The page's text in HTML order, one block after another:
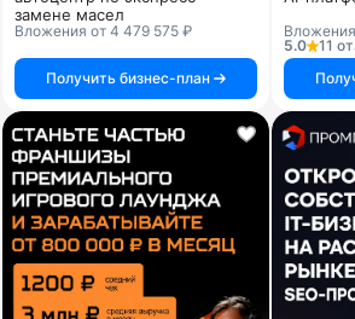
замене масел
Вложения от 4 479 575 ₽
Получить бизнес-план
5.0
11